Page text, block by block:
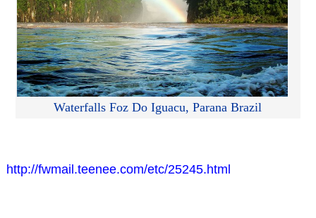
Waterfalls Foz Do Iguacu, Parana Brazil
http://fwmail.teenee.com/etc/25245.html